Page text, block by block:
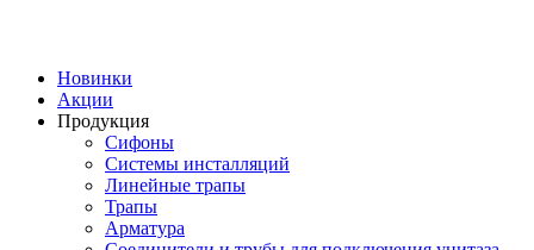
Новинки
Акции
Продукция
Сифоны
Системы инсталляций
Линейные трапы
Трапы
Арматура